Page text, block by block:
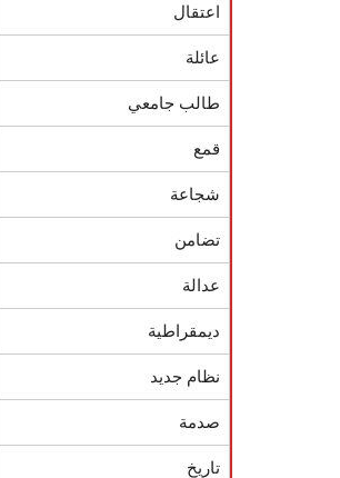
اعتقال
عائلة
طالب جامعي
قمع
شجاعة
تضامن
عدالة
ديمقراطية
نظام جديد
صدمة
تاريخ